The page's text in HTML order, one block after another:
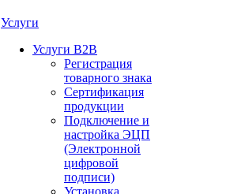
Услуги
Услуги B2B
Регистрация
товарного знака
Сертификация
продукции
Подключение и
настройка ЭЦП
(Электронной
цифровой
подписи)
Установка,